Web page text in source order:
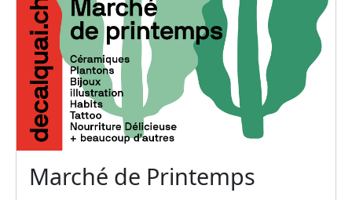
Marché de Printemps